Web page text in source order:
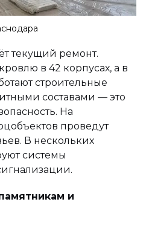
текущий ремонт.
в 42 корпусах, а в
строительные
составами — это
На
проведут
В нескольких
системы
и